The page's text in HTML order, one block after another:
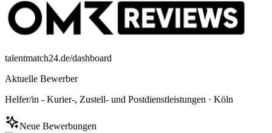
talentmatch24.de/dashboard
Aktuelle Bewerber
Helfer/in - Kurier-, Zustell- und Postdienstleistungen · Köln
Neue Bewerbungen